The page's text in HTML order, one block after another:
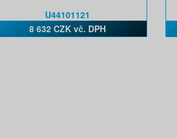
U44101121
8 632 CZK vč. DPH